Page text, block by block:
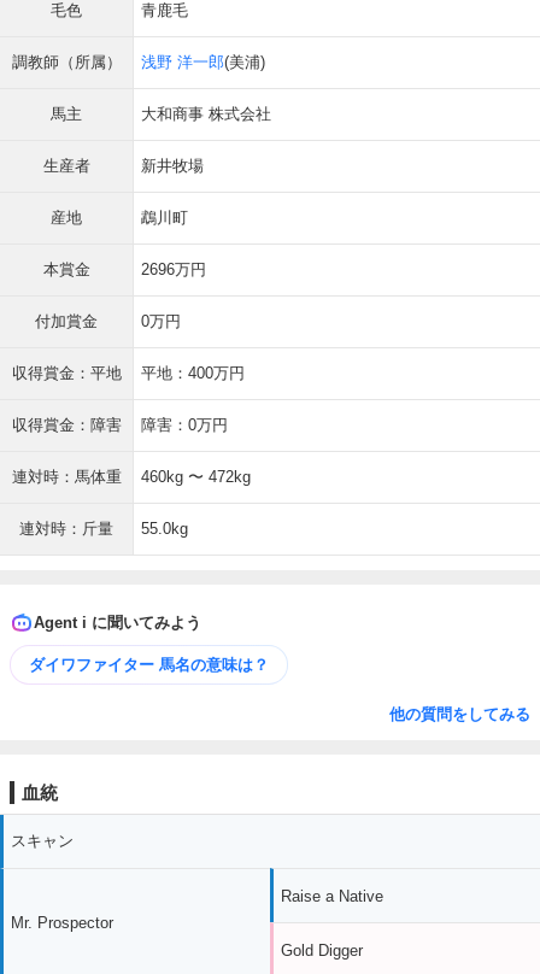
毛色 青鹿毛
調教師（所属） 浅野 洋一郎(美浦)
馬主 大和商事 株式会社
生産者 新井牧場
産地 鵡川町
本賞金 2696万円
付加賞金 0万円
収得賞金：平地 平地：400万円
収得賞金：障害 障害：0万円
連対時：馬体重 460kg 〜 472kg
連対時：斤量 55.0kg
Agent i に聞いてみよう
ダイワファイター 馬名の意味は？
他の質問をしてみる
血統
スキャン
Mr. Prospector
Raise a Native
Gold Digger